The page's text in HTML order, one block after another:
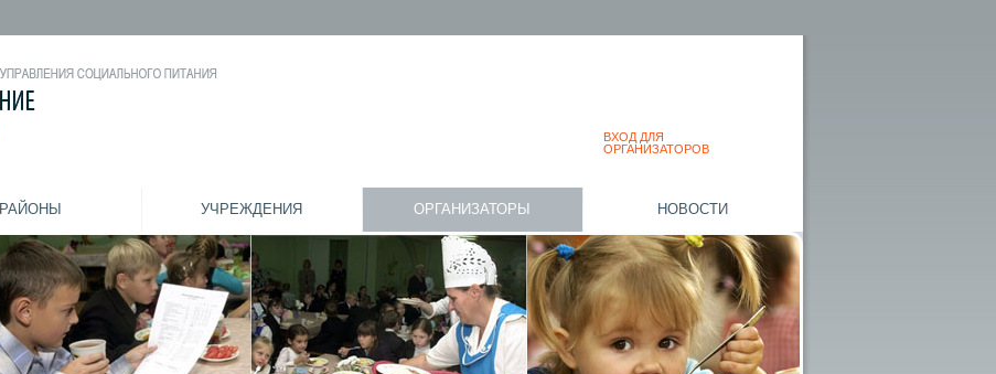
ВХОД ДЛЯ
ОРГАНИЗАТОРОВ
РАЙОНЫ УЧРЕЖДЕНИЯ ОРГАНИЗАТОРЫ НОВОСТИ